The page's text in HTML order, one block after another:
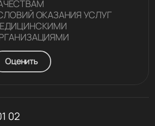
ОКАЗАНИЯ УСЛУГ
Оценить
02